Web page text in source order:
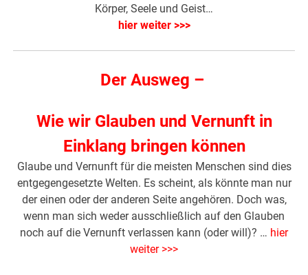
Körper, Seele und Geist…
hier weiter >>>
Der Ausweg –
Wie wir Glauben und Vernunft in
Einklang bringen können
Glaube und Vernunft für die meisten Menschen sind dies
entgegengesetzte Welten. Es scheint, als könnte man nur
der einen oder der anderen Seite angehören. Doch was,
wenn man sich weder ausschließlich auf den Glauben
noch auf die Vernunft verlassen kann (oder will)? … hier
weiter >>>